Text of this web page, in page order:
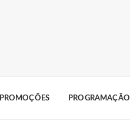
PROMOÇÕES PROGRAMAÇÃO